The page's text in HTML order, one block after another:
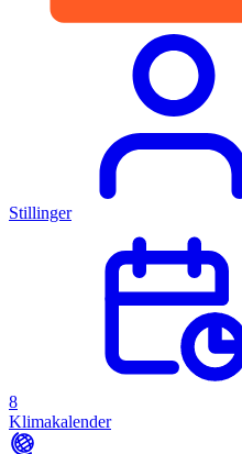
Stillinger
8
Klimakalender